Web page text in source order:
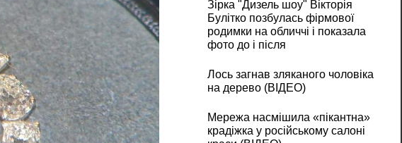
Зірка "Дизель шоу" Вікторія
Булітко позбулась фірмової
родимки на обличчі і показала
фото до і після
Лось загнав зляканого чоловіка
на дерево (ВІДЕО)
Мережа насмішила «пікантна»
крадіжка у російському салоні